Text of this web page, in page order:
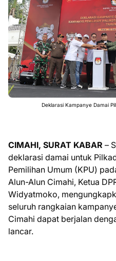
Deklarasi Kampanye Damai
CIMAHI, SURAT KABAR –
deklarasi damai untuk
Pemilihan Umum (KPU)
Alun-Alun Cimahi, Ketua
Widyatmoko,
seluruh rangkaian
Cimahi dapat berjalan
lancar.